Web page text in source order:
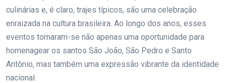
culinárias e, é claro, trajes típicos, são uma celebração
enraizada na cultura brasileira. Ao longo dos anos, esses
eventos tornaram-se não apenas uma oportunidade para
homenagear os santos São João, São Pedro e Santo
Antônio, mas também uma expressão vibrante da identidade
nacional.